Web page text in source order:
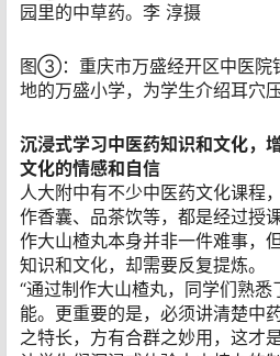
园里的中草药。李 淳摄
图③：重庆市万盛经开区中医院
地的万盛小学，为学生介绍耳穴
沉浸式学习中医药知识和文化，
文化的情感和自信
人大附中有不少中医药文化课程
作香囊、品茶饮等，都是经过授
作大山楂丸本身并非一件难事，
知识和文化，却需要反复提炼。
“通过制作大山楂丸，同学们熟
能。更重要的是，必须讲清楚中
之特长，方有合群之妙用，这才